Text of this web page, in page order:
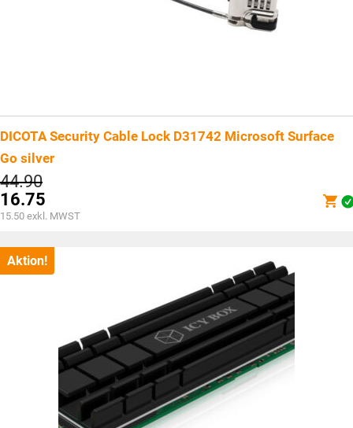
DICOTA Security Cable Lock D31742 Microsoft Surface
Go silver
44.90Ursprünglicher
Preis
war:
CHF44.90
16.75
Aktueller
ist:
CHF16.75.
15.50 exkl. MWST
Aktion!